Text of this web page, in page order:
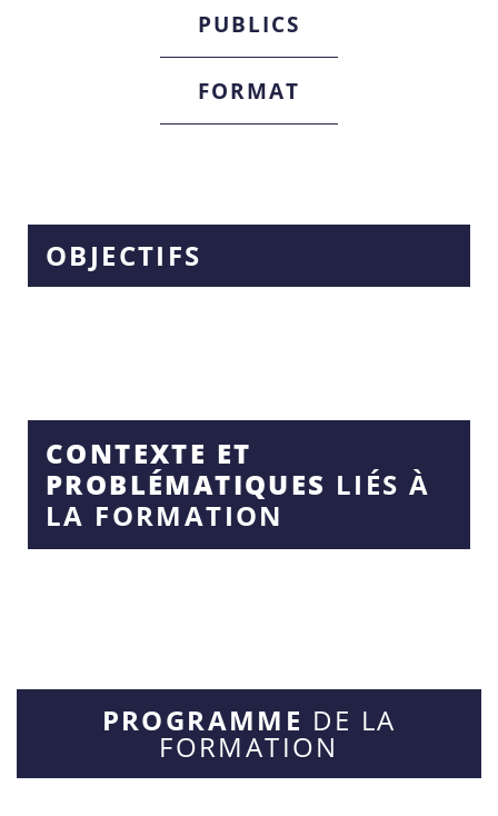
PUBLICS
FORMAT
OBJECTIFS
CONTEXTE ET
PROBLÉMATIQUES LIÉS À
LA FORMATION
PROGRAMME DE LA
FORMATION